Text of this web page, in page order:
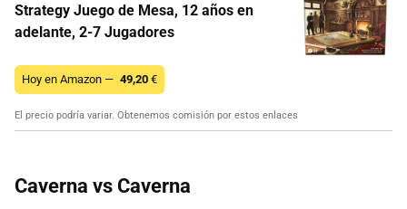
Strategy Juego de Mesa, 12 años en
adelante, 2-7 Jugadores
Hoy en Amazon — 49,20 €
El precio podría variar. Obtenemos comisión por estos enlaces
Caverna vs Caverna